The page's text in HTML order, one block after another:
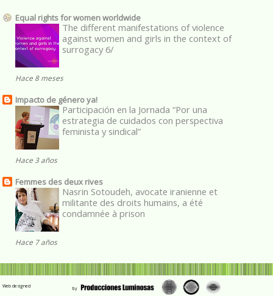
Equal rights for women worldwide
The different manifestations of violence
against women and girls in the context of
surrogacy 6/
Hace 8 meses
Impacto de género ya!
Participación en la Jornada “Por una
estrategia de cuidados con perspectiva
feminista y sindical”
Hace 3 años
Femmes des deux rives
Nasrin Sotoudeh, avocate iranienne et
militante des droits humains, a été
condamnée à prison
Hace 7 años
Web designed